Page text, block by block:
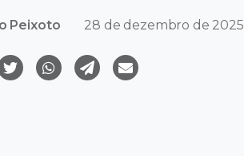
Peixoto 28 de dezembro de 2025